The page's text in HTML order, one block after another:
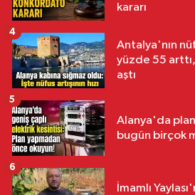
kararı
Antalya'nın
yüzde 55
aştı
4
Alanya'da
bugün birçok
5
İmamlı
6